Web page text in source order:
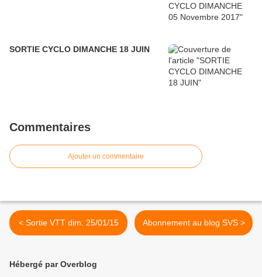
SORTIE CYCLO DIMANCHE 18 JUIN
Commentaires
Ajouter un commentaire
< Sortie VTT dim. 25/01/15 Abonnement au blog SVS >
Hébergé par Overblog